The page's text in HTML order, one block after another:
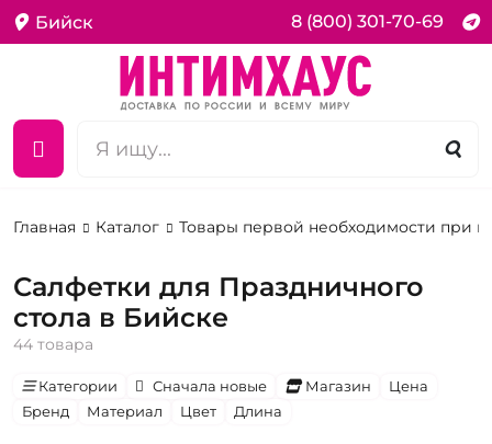
Бийск 8 (800) 301-70-69
Главная Каталог Товары первой необходимости при
Салфетки для Праздничного
стола в Бийске
44 товара
Категории Сначала новые Магазин
Цена
Бренд
Материал Цвет Длина